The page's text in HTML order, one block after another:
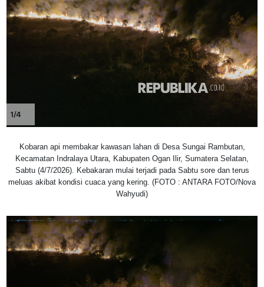
1/4
Kobaran api membakar kawasan lahan di Desa Sungai Rambutan,
Kecamatan Indralaya Utara, Kabupaten Ogan Ilir, Sumatera Selatan,
Sabtu (4/7/2026). Kebakaran mulai terjadi pada Sabtu sore dan terus
meluas akibat kondisi cuaca yang kering. (FOTO : ANTARA FOTO/Nova
Wahyudi)